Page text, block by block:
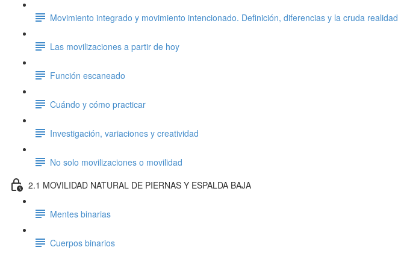
Movimiento integrado y movimiento intencionado. Definición, diferencias y la cruda realidad
Las movilizaciones a partir de hoy
Función escaneado
Cuándo y cómo practicar
Investigación, variaciones y creatividad
No solo movilizaciones o movilidad
2.1 MOVILIDAD NATURAL DE PIERNAS Y ESPALDA BAJA
Mentes binarias
Cuerpos binarios